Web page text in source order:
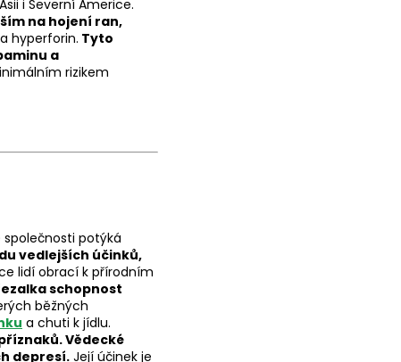
i Severní Americe.
na hojení ran,
hyperforin. Tyto
a
rizikem
společnosti potýká
vedlejších účinků,
lidí obrací k přírodním
schopnost
běžných
a chuti k jídlu.
Vědecké
depresí. Její účinek je